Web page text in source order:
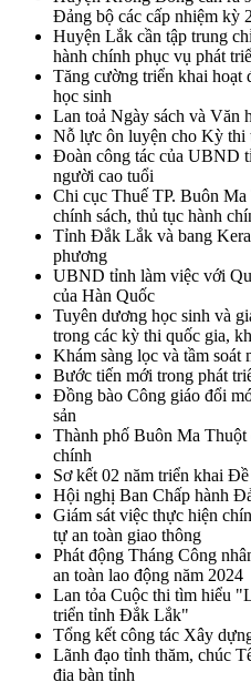
Đảng bộ các cấp nhiệm kỳ
Huyện Lắk cần tập trung
hành chính phục vụ phát
Tăng cường triển khai hoạt
học sinh
Lan toả Ngày sách và Văn
Nỗ lực ôn luyện cho Kỳ thi
Đoàn công tác của UBND
người cao tuổi
Chi cục Thuế TP. Buôn
chính sách, thủ tục hành
Tỉnh Đắk Lắk và bang
phương
UBND tỉnh làm việc với
của Hàn Quốc
Tuyên dương học sinh và
trong các kỳ thi quốc gia,
Khám sàng lọc và tầm soát
Bước tiến mới trong phát
Đồng bào Công giáo đổi
sản
Thành phố Buôn Ma Thuột
chính
Sơ kết 02 năm triển khai
Hội nghị Ban Chấp hành
Giám sát việc thực hiện
tự an toàn giao thông
Phát động Tháng Công
an toàn lao động năm 2024
Lan tỏa Cuộc thi tìm hiểu
triển tỉnh Đắk Lắk"
Tổng kết công tác Xây
Lãnh đạo tỉnh thăm, chúc
địa bàn tỉnh